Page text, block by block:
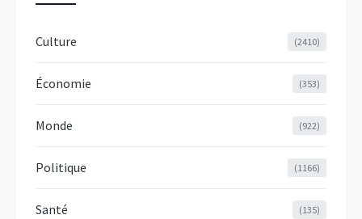
Culture (2410)
Économie (353)
Monde (922)
Politique (1166)
Santé (135)